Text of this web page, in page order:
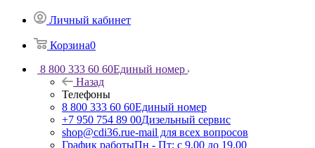
Личный кабинет
Корзина0
8 800 333 60 60Единый номер
Назад
Телефоны
8 800 333 60 60Единый номер
+7 950 754 89 00Дизельный сервис
shop@cdi36.rue-mail для всех вопросов
График работыПн - Пт: с 9.00 до 19.00